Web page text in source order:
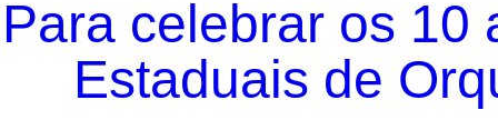
Para celebrar os 10
Estaduais de